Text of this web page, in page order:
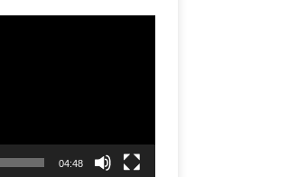
04:48